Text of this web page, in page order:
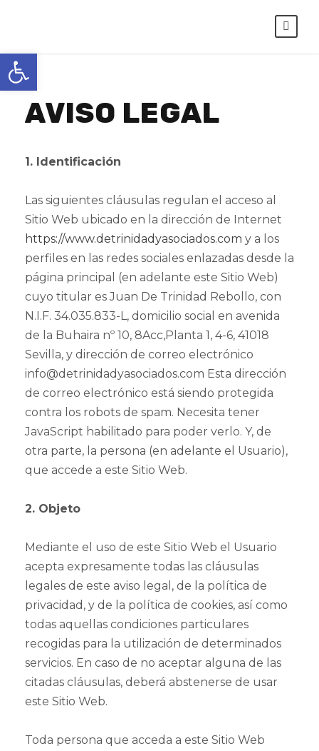
Abrir barra de herramientas
AVISO LEGAL
1. Identificación
Las siguientes cláusulas regulan el acceso al
Sitio Web ubicado en la dirección de Internet
https://www.detrinidadyasociados.com y a los
perfiles en las redes sociales enlazadas desde la
página principal (en adelante este Sitio Web)
cuyo titular es Juan De Trinidad Rebollo, con
N.I.F. 34.035.833-L, domicilio social en avenida
de la Buhaira nº 10, 8Acc,Planta 1, 4-6, 41018
Sevilla, y dirección de correo electrónico
info@detrinidadyasociados.com Esta dirección
de correo electrónico está siendo protegida
contra los robots de spam. Necesita tener
JavaScript habilitado para poder verlo. Y, de
otra parte, la persona (en adelante el Usuario),
que accede a este Sitio Web.
2. Objeto
Mediante el uso de este Sitio Web el Usuario
acepta expresamente todas las cláusulas
legales de este aviso legal, de la política de
privacidad, y de la política de cookies, así como
todas aquellas condiciones particulares
recogidas para la utilización de determinados
servicios. En caso de no aceptar alguna de las
citadas cláusulas, deberá abstenerse de usar
este Sitio Web.
Toda persona que acceda a este Sitio Web